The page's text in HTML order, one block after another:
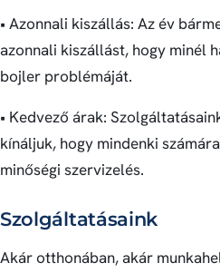
• Azonnali kiszállás: Az év
azonnali kiszállást, hogy minél
bojler problémáját.
• Kedvező árak:
kínáljuk, hogy mindenki
minőségi szervizelés.
Szolgáltatásaink
Akár otthonában, akár